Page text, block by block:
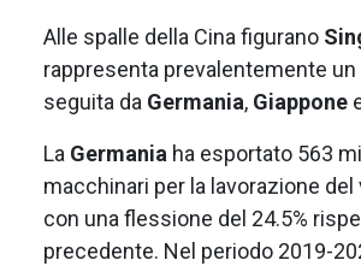
Alle spalle della Cina figurano
rappresenta prevalentemente
seguita da Germania, Giappone
La Germania ha esportato 563
macchinari per la lavorazione del
con una flessione del 24.5%
precedente. Nel periodo 2019-